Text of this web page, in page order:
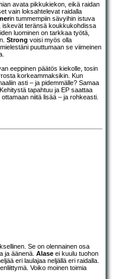
avata pikkukiekon, eikä raidan
vain loksahtelevat raidalla
in tummempiin sävyihin istuva
iskevät teränsä koukkukohdissa
luominen on tarkkaa työtä,
Strong voisi myös olla
puuttumaan se viimeinen
eeppinen päätös kiekolle, tosin
korkeammaksikin. Kun
asti – ja pidemmälle? Samaa
tapahtuu ja EP saattaa
niitä lisää – ja rohkeasti.
Se on olennainen osa
ja äänenä. Alase ei kuulu tuohon
eri laulajaa neljällä eri raidalla.
Voiko moinen toimia